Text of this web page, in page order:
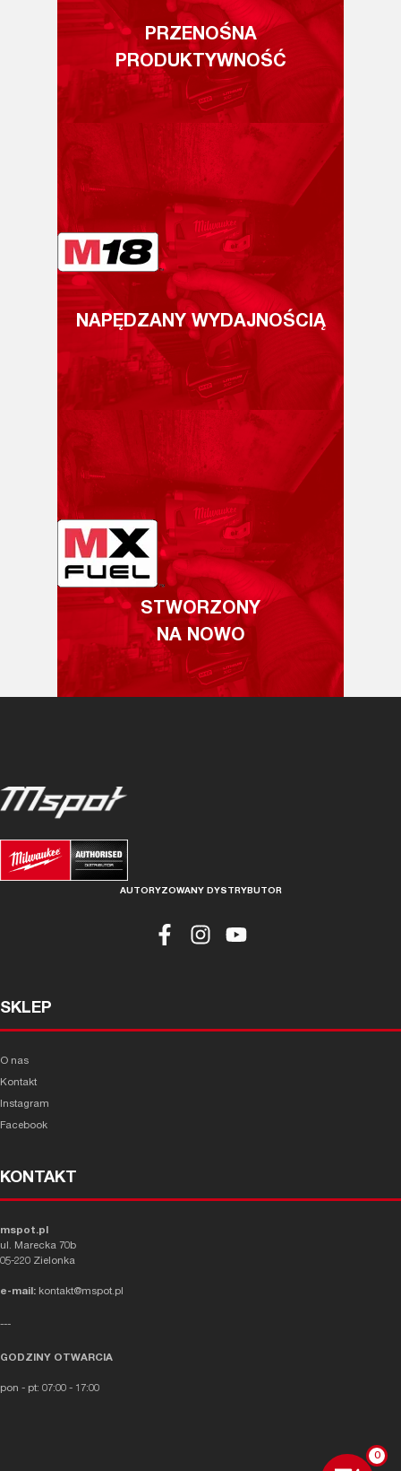
0
PRZENOŚNA
PRODUKTYWNOŚĆ
NAPĘDZANY WYDAJNOŚCIĄ
STWORZONY
NA NOWO
AUTORYZOWANY DYSTRYBUTOR
SKLEP
O nas
Kontakt
Instagram
Facebook
KONTAKT
mspot.pl
ul. Marecka 70b
05-220 Zielonka
e-mail: kontakt@mspot.pl
---
GODZINY OTWARCIA
pon - pt: 07:00 - 17:00